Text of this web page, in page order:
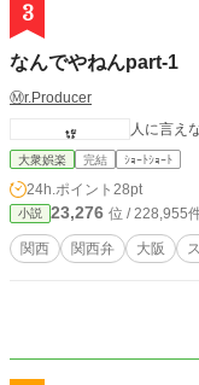
3
なんでやねんpart-1
Ⓜ️r.Producer
人に言え
大衆娯楽 完結 ｼｮｰﾄｼｮｰﾄ
24h.ポイント 28pt
小説 23,276 位 / 228,955
関西 関西弁 大阪